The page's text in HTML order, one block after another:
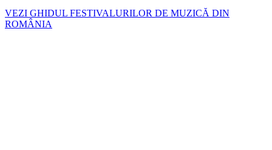
VEZI GHIDUL FESTIVALURILOR DE MUZICĂ DIN
ROMÂNIA